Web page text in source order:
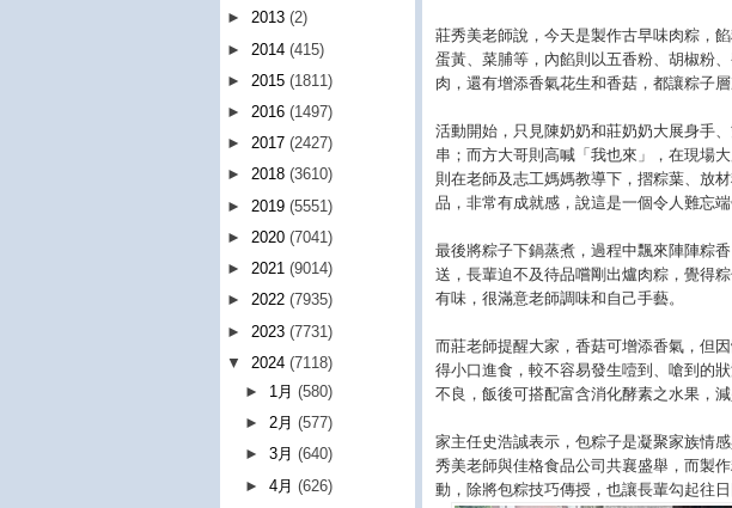
莊秀美老師說，今天是製作古早味肉粽，
蛋黃、菜脯等，內餡則以五香粉、胡椒粉
肉，還有增添香氣花生和香菇，都讓粽子
活動開始，只見陳奶奶和莊奶奶大展身手
串；而方大哥則高喊「我也來」，在現場
則在老師及志工媽媽教導下，摺粽葉、放
品，非常有成就感，說這是一個令人難忘端
最後將粽子下鍋蒸煮，過程中飄來陣陣粽
送，長輩迫不及待品嚐剛出爐肉粽，覺得
有味，很滿意老師調味和自己手藝。
而莊老師提醒大家，香菇可增添香氣，但
得小口進食，較不容易發生噎到、嗆到的
不良，飯後可搭配富含消化酵素之水果，減
家主任史浩誠表示，包粽子是凝聚家族情
秀美老師與佳格食品公司共襄盛舉，而製
動，除將包粽技巧傳授，也讓長輩勾起往
► 2013 (2)
► 2014 (415)
► 2015 (1811)
► 2016 (1497)
► 2017 (2427)
► 2018 (3610)
► 2019 (5551)
► 2020 (7041)
► 2021 (9014)
► 2022 (7935)
► 2023 (7731)
▼ 2024 (7118)
► 1月(580)
►2月(577)
►3月(640)
►4月(626)